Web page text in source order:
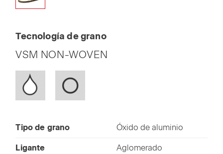
Tecnología de grano
VSM NON-WOVEN
Tipo de grano Óxido de aluminio
Ligante
Aglomerado